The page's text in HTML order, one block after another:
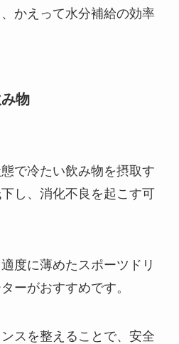
かえって水分補給の効率
物
で冷たい飲み物を摂取す
し、消化不良を起こす可
度に薄めたスポーツドリ
ーがおすすめです。
スを整えることで、安全